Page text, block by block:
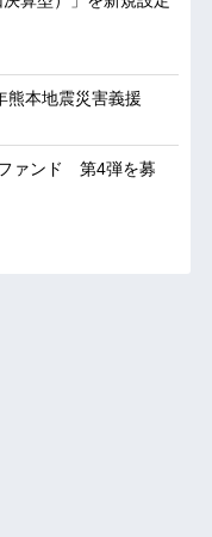
熊本地震災害義援
ァンド 第4弾を募